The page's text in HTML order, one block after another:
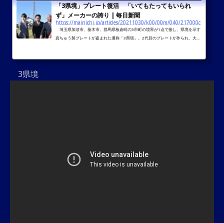
「3県境」プレート復活 「いてもたってもいられ
ず」メーカーの誇り | 毎日新聞
https://mainichi.jp/articles/20211030/k00/00m/040/217000c
埼玉県加須市、栃木市、群馬県板倉町の3市町の境界が1点で接し、県境を示す
真ちゅう製プレートが盗まれた通称「3県境」。2代目のプレートが作られ、大橋
3県境